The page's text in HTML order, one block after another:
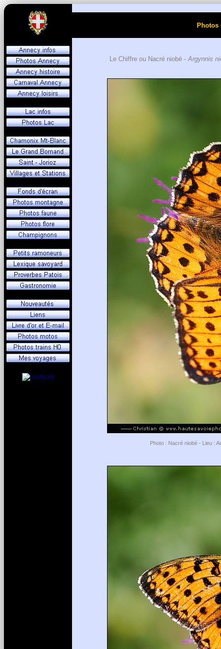
Le Chiffre ou Nacré niobé -Argynnis
Photo : Nacré niobé - Lieu :